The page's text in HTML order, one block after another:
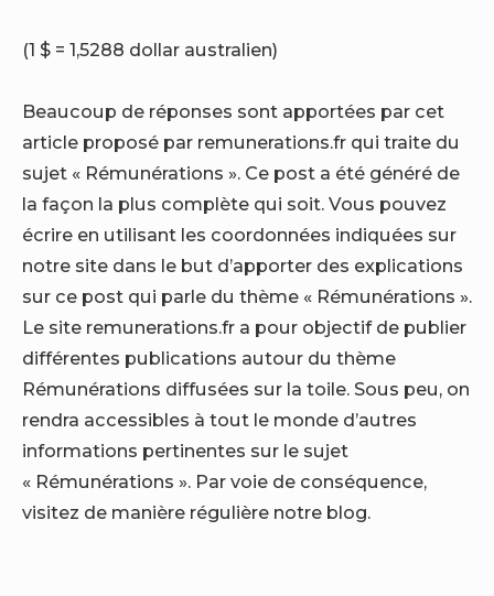
(1 $ = 1,5288 dollar australien)
Beaucoup de réponses sont apportées par cet
article proposé par remunerations.fr qui traite du
sujet « Rémunérations ». Ce post a été généré de
la façon la plus complète qui soit. Vous pouvez
écrire en utilisant les coordonnées indiquées sur
notre site dans le but d’apporter des explications
sur ce post qui parle du thème « Rémunérations ».
Le site remunerations.fr a pour objectif de publier
différentes publications autour du thème
Rémunérations diffusées sur la toile. Sous peu, on
rendra accessibles à tout le monde d’autres
informations pertinentes sur le sujet
« Rémunérations ». Par voie de conséquence,
visitez de manière régulière notre blog.